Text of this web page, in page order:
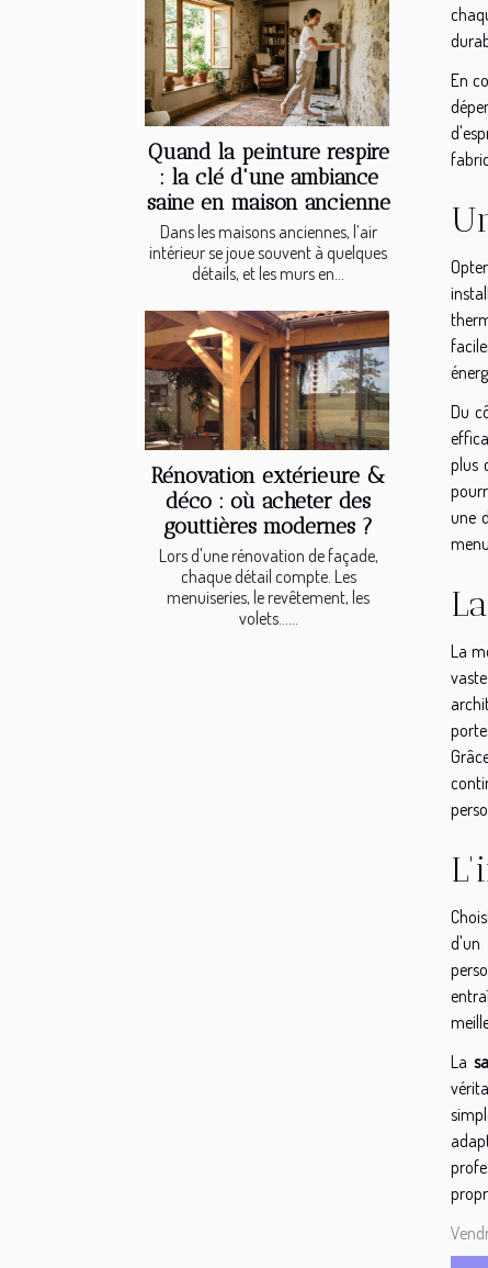
Quand la peinture respire
: la clé d'une ambiance
saine en maison ancienne
Dans les maisons anciennes, l’air
intérieur se joue souvent à quelques
détails, et les murs en...
Rénovation extérieure &
déco : où acheter des
gouttières modernes ?
Lors d'une rénovation de façade,
chaque détail compte. Les
menuiseries, le revêtement, les
volets…...
En
Du
plus
une
La
d'un
La